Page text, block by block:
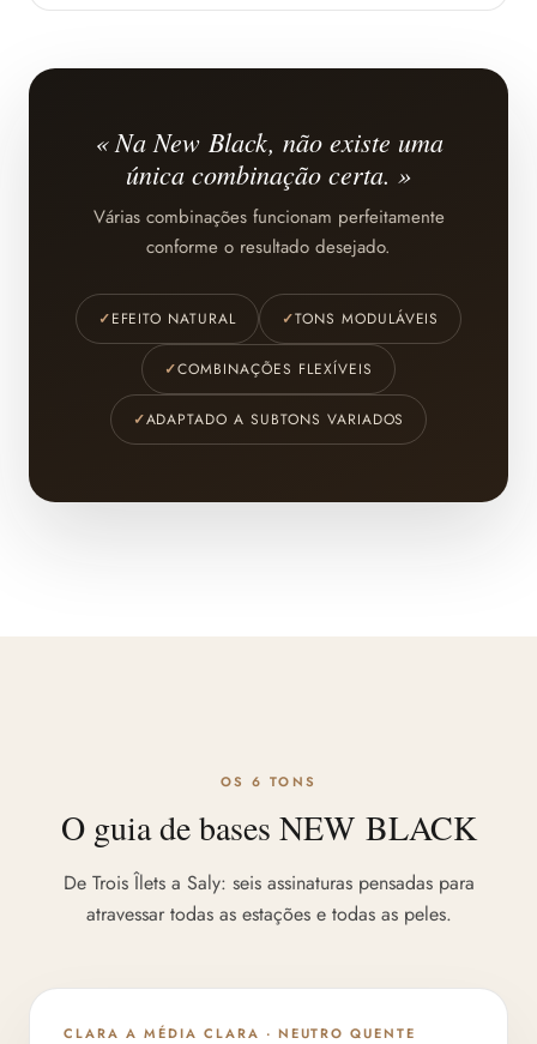
« Na New Black, não existe uma
única combinação certa. »
Várias combinações funcionam perfeitamente
conforme o resultado desejado.
✓EFEITO NATURAL ✓TONS MODULÁVEIS
✓COMBINAÇÕES FLEXÍVEIS
✓ADAPTADO A SUBTONS VARIADOS
OS 6 TONS
O guia de bases NEW BLACK
De Trois Îlets a Saly: seis assinaturas pensadas para
atravessar todas as estações e todas as peles.
PROFUNDIDADE 1/6
CLARA A MÉDIA CLARA · NEUTRO QUENTE